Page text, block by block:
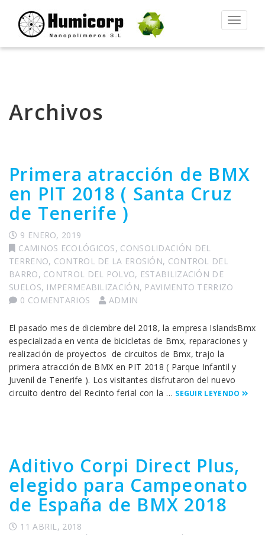
Alternar
Archivos
Primera atracción de BMX
en PIT 2018 ( Santa Cruz
de Tenerife )
9 ENERO, 2019
CAMINOS ECOLÓGICOS, CONSOLIDACIÓN DEL
TERRENO, CONTROL DE LA EROSIÓN, CONTROL DEL
BARRO, CONTROL DEL POLVO, ESTABILIZACIÓN DE
SUELOS, IMPERMEABILIZACIÓN, PAVIMENTO TERRIZO
0 COMENTARIOS
ADMIN
El pasado mes de diciembre del 2018, la empresa IslandsBmx
especializada en venta de bicicletas de Bmx, reparaciones y
realización de proyectos de circuitos de Bmx, trajo la
primera atracción de BMX en PIT 2018 ( Parque Infantil y
Juvenil de Tenerife ). Los visitantes disfrutaron del nuevo
circuito dentro del Recinto ferial con la … SEGUIR LEYENDO
Aditivo Corpi Direct Plus,
elegido para Campeonato
de España de BMX 2018
11 ABRIL, 2018